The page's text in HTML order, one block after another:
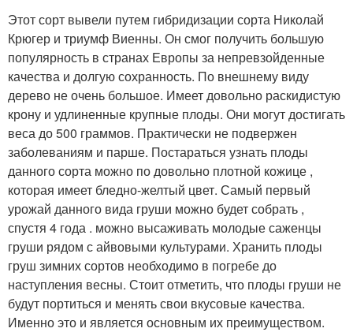
Этот сорт вывели путем гибридизации сорта Николай
Крюгер и триумф Виенны. Он смог получить большую
популярность в странах Европы за непревзойденные
качества и долгую сохранность. По внешнему виду
дерево не очень большое. Имеет довольно раскидистую
крону и удлиненные крупные плоды. Они могут достигать
веса до 500 граммов. Практически не подвержен
заболеваниям и парше. Постараться узнать плоды
данного сорта можно по довольно плотной кожице ,
которая имеет бледно-желтый цвет. Самый первый
урожай данного вида груши можно будет собрать ,
спустя 4 года . можно высаживать молодые саженцы
груши рядом с айвовыми культурами. Хранить плоды
груш зимних сортов необходимо в погребе до
наступления весны. Стоит отметить, что плоды груши не
будут портиться и менять свои вкусовые качества.
Именно это и является основным их преимуществом.